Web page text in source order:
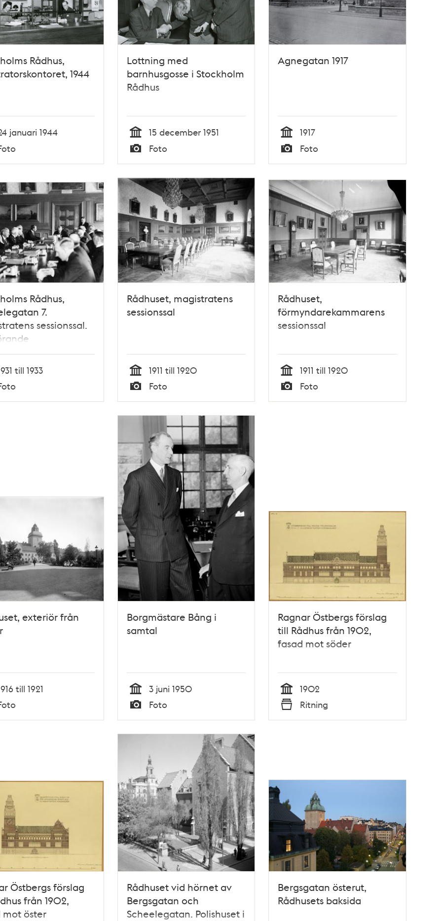
Rådhus,
1944
januari 1944
Lottning med
barnhusgosse i Stockholm
Rådhus
Tid
15 december 1951
Typ
Foto
Agnegatan 1917
Tid
1917
Typ
Foto
Rådhus,
7.
sessionssal.
Elmqvist.
vid bordets vänstra
Fant
till 1933
Rådhuset, magistratens
sessionssal
Tid
1911 till 1920
Typ
Foto
Rådhuset,
förmyndarekammarens
sessionssal
Tid
1911 till 1920
Typ
Foto
exteriör från
till 1921
Borgmästare Bång i
samtal
Tid
3 juni 1950
Typ
Foto
Ragnar Östbergs förslag
till Rådhus från 1902,
fasad mot söder
Tid
1902
Typ
Ritning
Östbergs förslag
från 1902,
mot öster
Rådhuset vid hörnet av
Bergsgatan och
Scheelegatan. Polishuset i
Bergsgatan österut,
Rådhusets baksida